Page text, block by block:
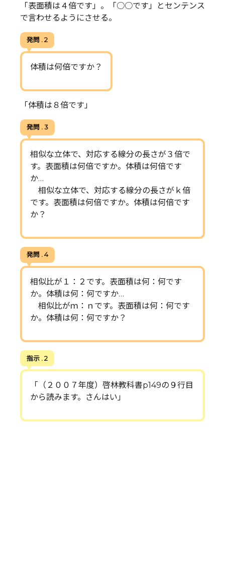
「表面積は４倍です」。「○○です」とセンテンス
で言わせるようにさせる。
発問 . 2
体積は何倍ですか？
「体積は８倍です」
発問 . 3
相似な立体で、対応する線分の長さが３倍で
す。表面積は何倍ですか。体積は何倍です
か…
相似な立体で、対応する線分の長さがｋ倍
です。表面積は何倍ですか。体積は何倍です
か？
発問 . 4
相似比が１：２です。表面積は何：何です
か。体積は何：何ですか…
相似比がｍ：ｎです。表面積は何：何です
か。体積は何：何ですか？
指示 . 2
「（２００７年度）啓林教科書p149の９行目
から読みます。さんはい」